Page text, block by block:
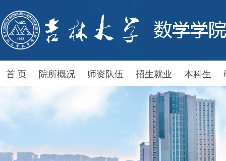
首 页 院所概况 师资队伍 招生就业 本科生